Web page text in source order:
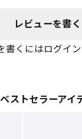
レビューを書く
書くにはログイン
ベストセラーアイ